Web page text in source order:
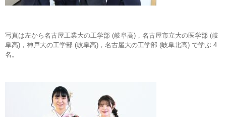
写真は左から名古屋工業大の工学部 (岐阜高)，名古屋市立大の医学部 (岐
阜高)，神戸大の工学部 (岐阜高)，名古屋大の工学部 (岐阜北高) で学ぶ 4
名。